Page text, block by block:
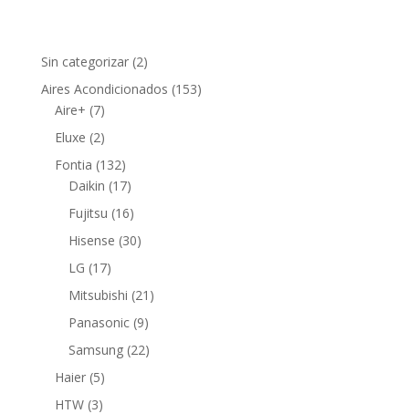
Sin categorizar 22
productos
Aires Acondicionados 153153
Aire+ 77
productos
Eluxe 22
productos
Fontia 132132
productos
Daikin 1717
productos
Fujitsu 1616
productos
Hisense 3030
LG 1717
productos
Mitsubishi 21 21
Panasonic 99
productos
Samsung 2222
Haier 55
productos
HTW 33